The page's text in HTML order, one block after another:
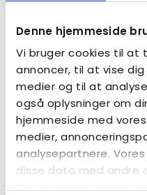
Denne hjemmeside
Vi bruger cookies til at
annoncer, til at vise
medier og til at
også oplysninger om
hjemmeside med
medier,
analysepartnere.
disse data med andre
dem, eller som de har
Anbefaling 16
Et liv med livskvalitet,
LÆS MERE